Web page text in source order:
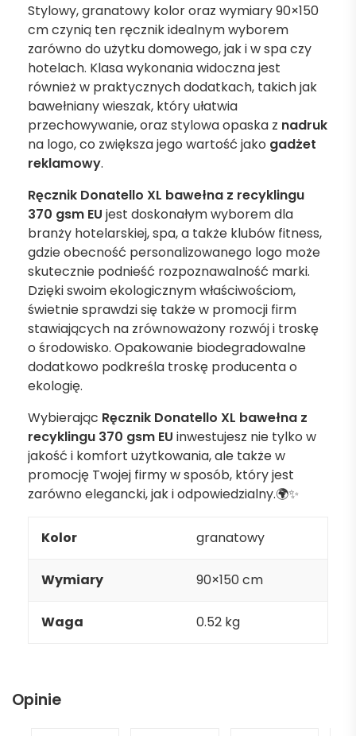
Stylowy, granatowy kolor oraz wymiary 90×150
cm czynią ten ręcznik idealnym wyborem
zarówno do użytku domowego, jak i w spa czy
hotelach. Klasa wykonania widoczna jest
również w praktycznych dodatkach, takich jak
bawełniany wieszak, który ułatwia
przechowywanie, oraz stylowa opaska z nadruk
na logo, co zwiększa jego wartość jako gadżet
reklamowy.
Ręcznik Donatello XL bawełna z recyklingu
370 gsm EU jest doskonałym wyborem dla
branży hotelarskiej, spa, a także klubów fitness,
gdzie obecność personalizowanego logo może
skutecznie podnieść rozpoznawalność marki.
Dzięki swoim ekologicznym właściwościom,
świetnie sprawdzi się także w promocji firm
stawiających na zrównoważony rozwój i troskę
o środowisko. Opakowanie biodegradowalne
dodatkowo podkreśla troskę producenta o
ekologię.
Wybierając Ręcznik Donatello XL bawełna z
recyklingu 370 gsm EU inwestujesz nie tylko w
jakość i komfort użytkowania, ale także w
promocję Twojej firmy w sposób, który jest
zarówno elegancki, jak i odpowiedzialny.🌍✨
Kolor granatowy
Wymiary 90×150 cm
Waga 0.52 kg
Opinie